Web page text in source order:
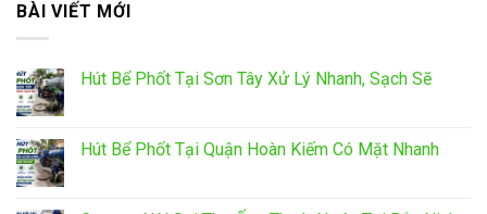
BÀI VIẾT MỚI
Hút Bể Phốt Tại Sơn Tây Xử Lý Nhanh, Sạch Sẽ
Hút Bể Phốt Tại Quận Hoàn Kiếm Có Mặt Nhanh